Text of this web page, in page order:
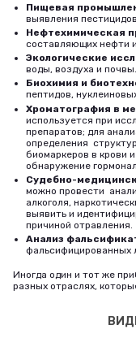
Пищевая
выявления
Нефтехимическая
составляющих нефти
Экологические
воды, воздуха и почвы.
Биохимия и
пептидов,
Хроматография в
используется при
препаратов; для
определения
биомаркеров в крови
обнаружение
Судебно-
можно провести
алкоголя,
выявить и
причиной отравления.
Анализ
фальсифицированных
Иногда один и тот же
разных отраслях,